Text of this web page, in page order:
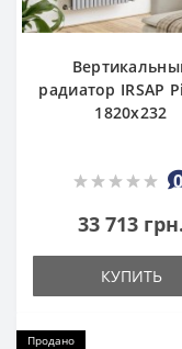
радиатор IRSAP
1820x232
0
33 713 грн.
КУПИТЬ
Продано